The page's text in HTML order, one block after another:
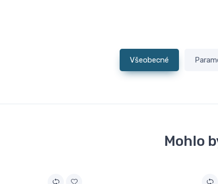
Všeobecné
Mohlo